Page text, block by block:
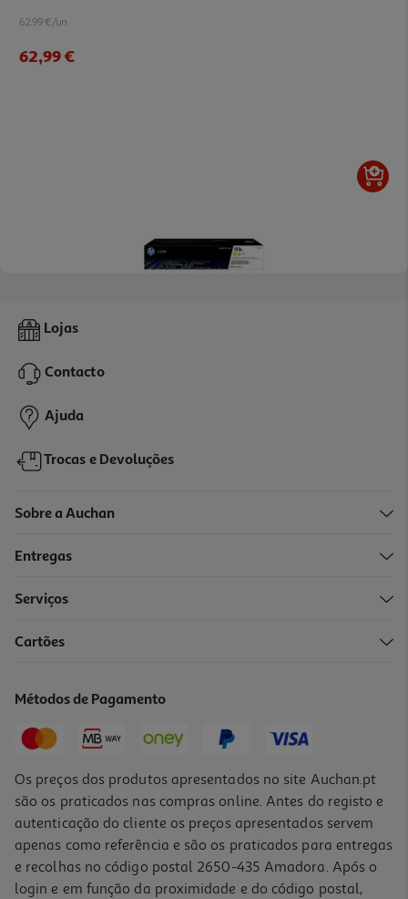
62.99 €/un
62,99 €
Toner Original Hp 117a Amarelo Laser
69,99 €
Lojas
Contacto
Ajuda
Trocas e Devoluções
Sobre a Auchan
Entregas
Serviços
Cartões
Métodos de Pagamento
Os preços dos produtos apresentados no site Auchan.pt
são os praticados nas compras online. Antes do registo e
autenticação do cliente os preços apresentados servem
apenas como referência e são os praticados para entregas
e recolhas no código postal 2650-435 Amadora. Após o
login e em função da proximidade e do código postal,